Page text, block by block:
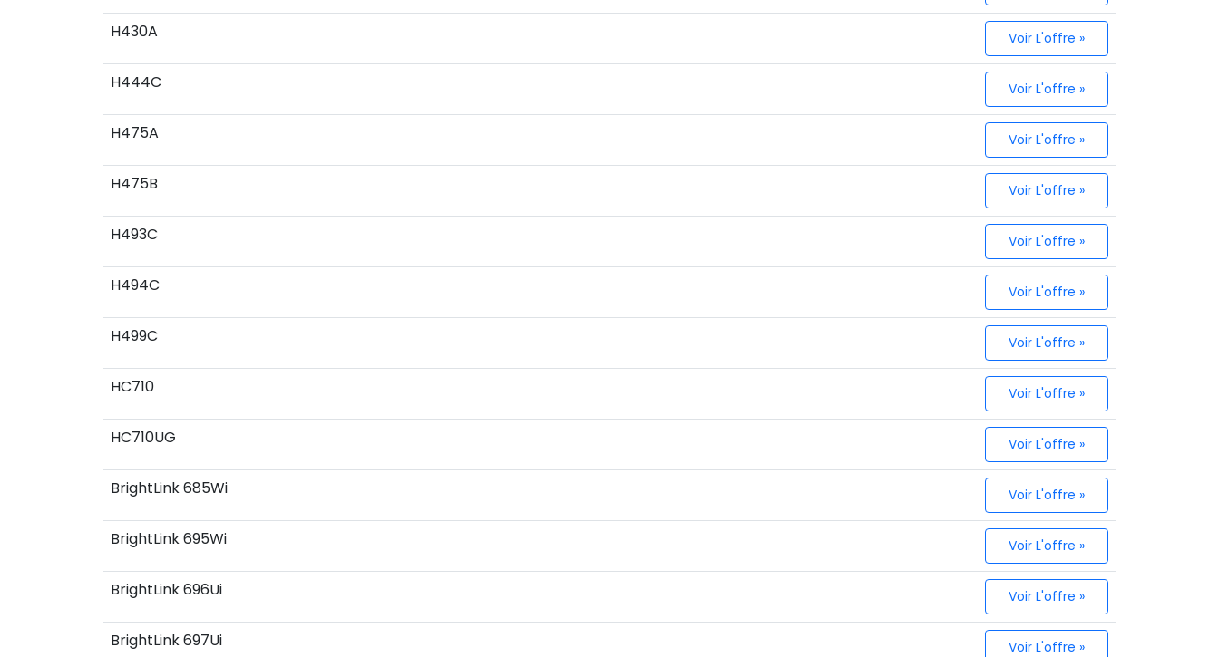
H430A Voir L'offre »
H444C Voir L'offre »
H475A Voir L'offre »
H475B Voir L'offre »
H493C Voir L'offre »
H494C Voir L'offre »
H499C Voir L'offre »
HC710 Voir L'offre »
HC710UG Voir L'offre »
BrightLink 685Wi Voir L'offre »
BrightLink 695Wi Voir L'offre »
BrightLink 696Ui Voir L'offre »
BrightLink 697Ui Voir L'offre »